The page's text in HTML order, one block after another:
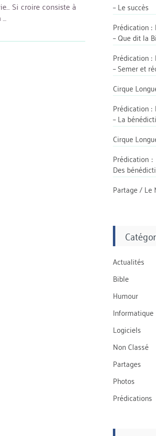
Si croire consiste à
– Le succès
Prédication
– Que dit la
Prédication
– Semer et
Cirque
Prédication
– La
Cirque
Prédication
Des
Partage / Le
Actualités
Bible
Humour
Informatique
Logiciels
Non Classé
Partages
Photos
Prédications